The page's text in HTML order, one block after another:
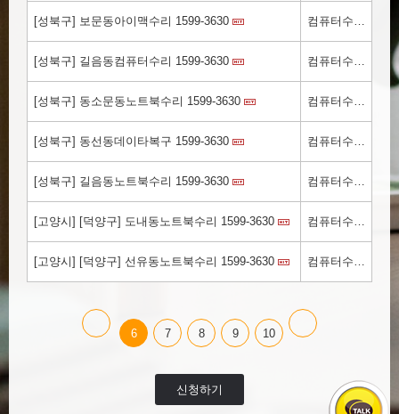
[성북구] 보문동아이맥수리 1599-3630 컴퓨터수리.kr
[성북구] 길음동컴퓨터수리 1599-3630 컴퓨터수리.kr
[성북구] 동소문동노트북수리 1599-3630 컴퓨터수리.kr
[성북구] 동선동데이타복구 1599-3630 컴퓨터수리.kr
[성북구] 길음동노트북수리 1599-3630 컴퓨터수리.kr
[고양시] [덕양구] 도내동노트북수리 1599-3630 컴퓨터수리.kr
[고양시] [덕양구] 선유동노트북수리 1599-3630 컴퓨터수리.kr
6 7 8 9 10
신청하기